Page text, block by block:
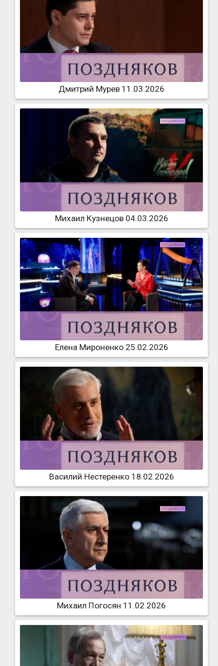
Дмитрий Мурев 11.03.2026
Михаил Кузнецов 04.03.2026
Елена Мироненко 25.02.2026
Василий Нестеренко 18.02.2026
Михаил Погосян 11.02.2026